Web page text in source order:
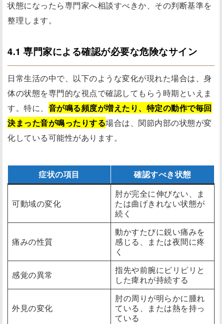
状態になったら専門家へ相談すべきか、その判断基準を
整理します。
4.1 専門家による確認が必要な危険なサイン
日常生活の中で、以下のような変化が現れた場合は、身
体の状態を専門的な視点で確認してもらう時期といえま
す。特に、 音が鳴る頻度が増えたり、特定の動作で毎回
決まった音が鳴ったりする場合は、関節内部の状態が変
化している可能性があります。
症状の項目 確認すべき状態
可動域の変化
肘が完全に伸びない、ま
たは曲げきれない状態が
続く
痛みの性質
動かすたびに鋭い痛みを
感じる、または夜間に疼
く
感覚の異常
指先や前腕にピリピリと
した痺れが持続する
外見の変化
肘の周りが明らかに腫れ
ている、または熱を持っ
ている